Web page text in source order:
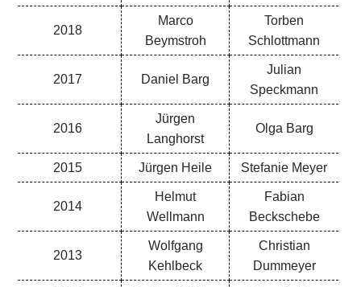
2018
Marco
Beymstroh
Torben
Schlottmann
2017 Daniel Barg
Julian
Speckmann
2016
Jürgen
Langhorst
Olga Barg
2015 Jürgen Heile Stefanie Meyer
2014
Helmut
Wellmann
Fabian
Beckschebe
2013
Wolfgang
Kehlbeck
Christian
Dummeyer